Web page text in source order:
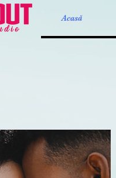
Acasă